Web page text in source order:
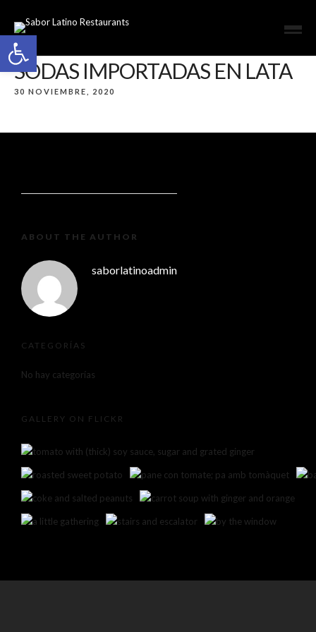
Open toolbar
SODAS IMPORTADAS EN LATA
30 NOVIEMBRE, 2020
ABOUT THE AUTHOR
saborlatinoadmin
CATEGORÍAS
No hay categorías
GALLERY ON FLICKR